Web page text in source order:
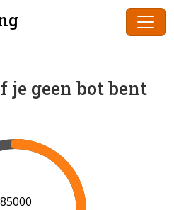
je geen bot bent
86000